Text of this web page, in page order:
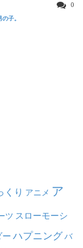
0
子。
くり アニメ ア
ツ スローモーシ
ー ハプニング バ